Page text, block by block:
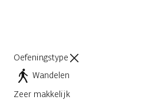
Oefeningstype
Wandelen
Zeer makkelijk